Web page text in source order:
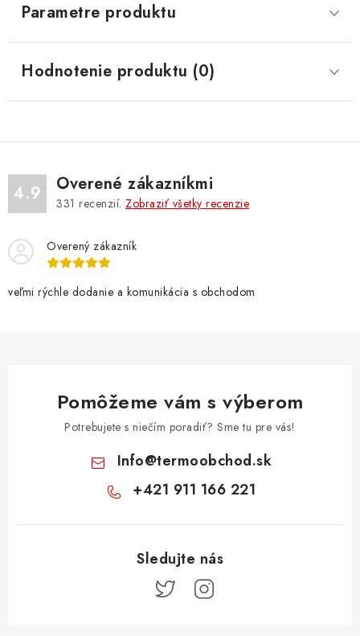
Parametre produktu
Hodnotenie produktu (0)
4.9 Overené zákazníkmi
331 recenzií. Zobraziť všetky recenzie
Overený zákazník
veľmi rýchle dodanie a komunikácia s obchodom
Pomôžeme vám s výberom
Potrebujete s niečím poradiť? Sme tu pre vás!
Info@termoobchod.sk
+421 911 166 221